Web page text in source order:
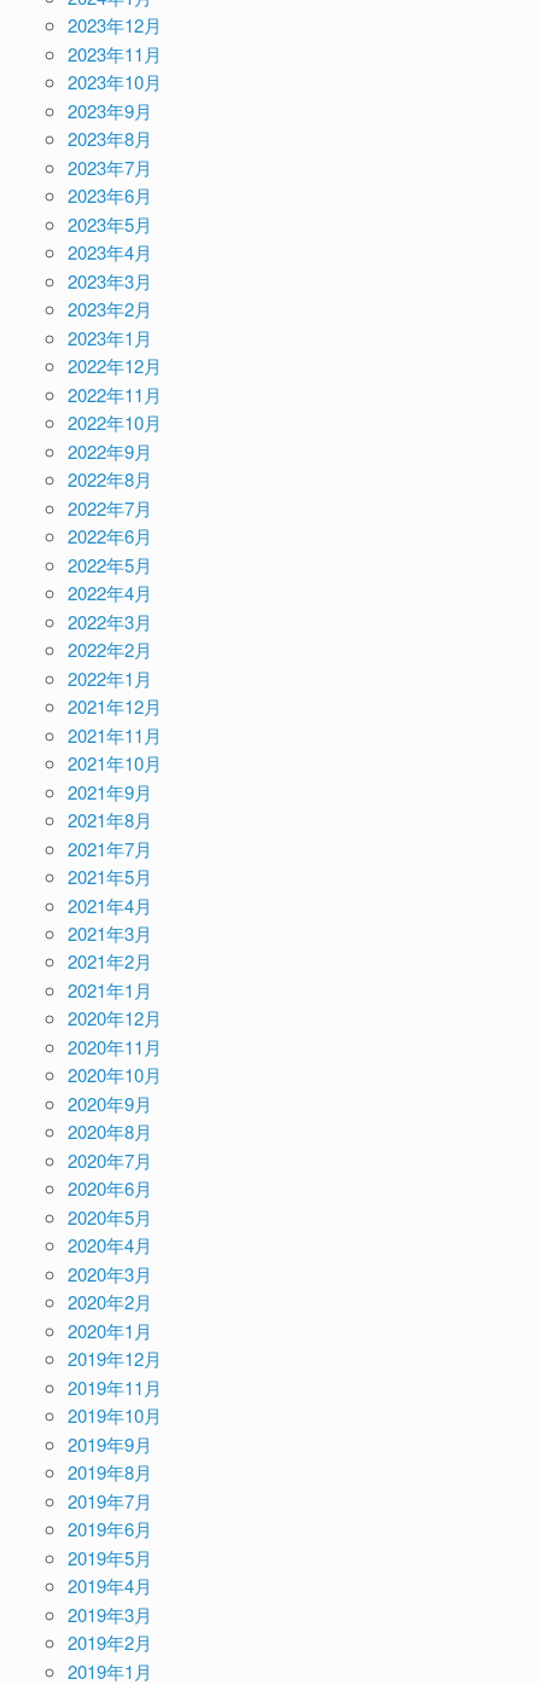
2023年12月
2023年11月
2023年10月
2023年9月
2023年8月
2023年7月
2023年6月
2023年5月
2023年4月
2023年3月
2023年2月
2023年1月
2022年12月
2022年11月
2022年10月
2022年9月
2022年8月
2022年7月
2022年6月
2022年5月
2022年4月
2022年3月
2022年2月
2022年1月
2021年12月
2021年11月
2021年10月
2021年9月
2021年8月
2021年7月
2021年5月
2021年4月
2021年3月
2021年2月
2021年1月
2020年12月
2020年11月
2020年10月
2020年9月
2020年8月
2020年7月
2020年6月
2020年5月
2020年4月
2020年3月
2020年2月
2020年1月
2019年12月
2019年11月
2019年10月
2019年9月
2019年8月
2019年7月
2019年6月
2019年5月
2019年4月
2019年3月
2019年2月
2019年1月